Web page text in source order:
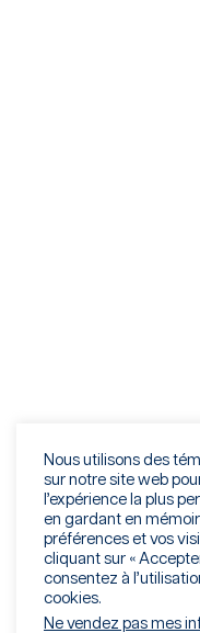
©Viaflex
Nous utilisons des
sur notre site web
l’expérience la plus
en gardant en
préférences et vos
cliquant sur «
consentez à
cookies.
Ne vendez pas mes